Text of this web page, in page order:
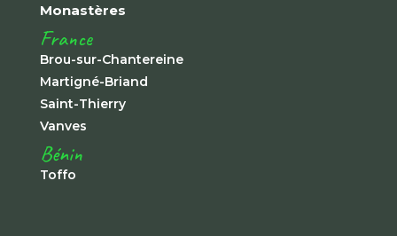
Monastères
France
Brou-sur-Chantereine
Martigné-Briand
Saint-Thierry
Vanves
Bénin
Toffo